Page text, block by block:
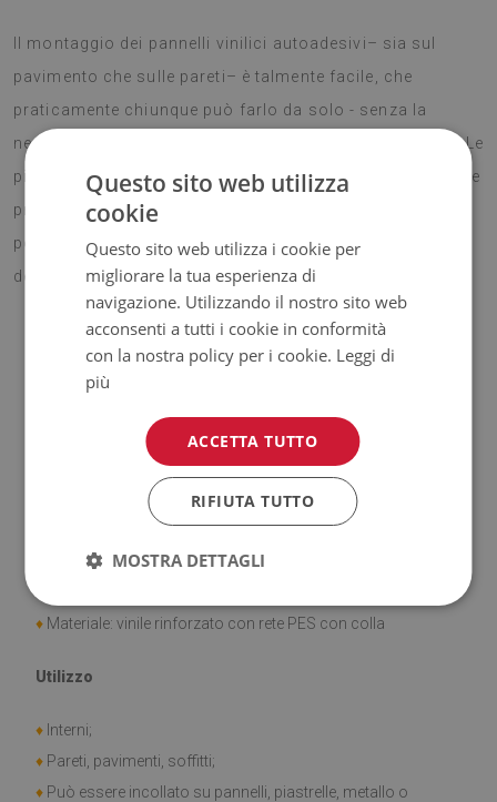
Il montaggio dei pannelli vinilici autoadesivi– sia sul
pavimento che sulle pareti– è talmente facile, che
praticamente chiunque può farlo da solo - senza la
necessità di contattare costose aziende per il restauro. Le
piastrelle in PVC autoadesive possono essere appoggiate
praticamente su qualsiasi superficie, grazie alle quali
potremmo cambiare velocemente l'arredamento
dell'interno e donargli un nuovo carattere.
Il prezzo indicato riguarda il set da 9 pezzi di piastrelle
Dimensione della piastrella: 30x30 cm
♦ Materiale: vinile rinforzato con rete PES con colla
Utilizzo
♦ Interni;
♦ Pareti, pavimenti, soffitti;
♦ Può essere incollato su pannelli, piastrelle, metallo o
Questo sito web utilizza
cookie
Questo sito web utilizza i cookie per
migliorare la tua esperienza di
navigazione. Utilizzando il nostro sito web
acconsenti a tutti i cookie in conformità
con la nostra policy per i cookie. Leggi di
più
ACCETTA TUTTO
RIFIUTA TUTTO
MOSTRA DETTAGLI